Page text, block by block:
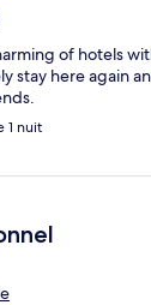
of hotels
stay here again
1 nuit